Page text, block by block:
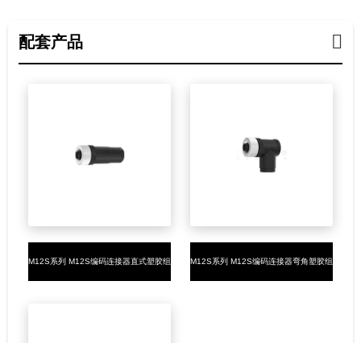
配套产品
M12S系列 M12S编码连接器直式塑胶组 M12S系列 M12S编码连接器弯角塑胶组